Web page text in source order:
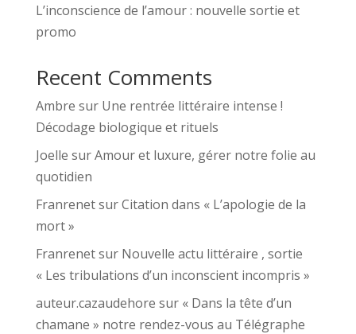
L’inconscience de l’amour : nouvelle sortie et
promo
Recent Comments
Ambre sur Une rentrée littéraire intense !
Décodage biologique et rituels
Joelle surAmour et luxure, gérer notre folie au
quotidien
FranrenetsurCitation dans « L’apologie de la
mort »
Franrenetsur Nouvelle actu littéraire , sortie
« Les tribulations d’un inconscient incompris »
auteur.cazaudehore sur « Dans la tête d’un
chamane » notre rendez-vous au Télégraphe